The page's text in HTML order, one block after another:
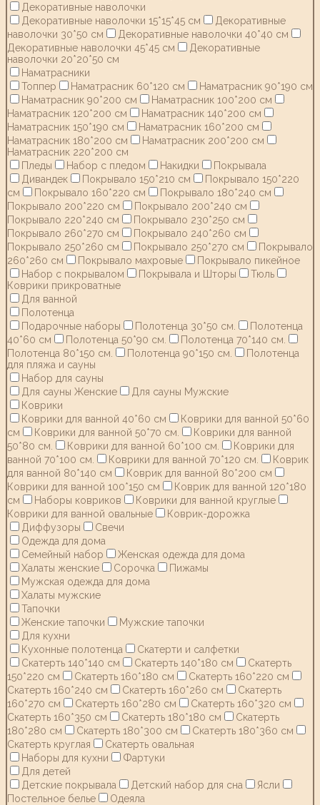
Декоративные наволочки
Декоративные наволочки 15*15*45 см
Декоративные
наволочки 30*50 см
Декоративные наволочки 40*40 см
Декоративные наволочки 45*45 см
Декоративные
наволочки 20*20*50 см
Наматрасники
Топпер
Наматрасник 60*120 см
Наматрасник 90*190 см
Наматрасник 90*200 см
Наматрасник 100*200 см
Наматрасник 120*200 см
Наматрасник 140*200 см
Наматрасник 150*190 см
Наматрасник 160*200 см
Наматрасник 180*200 см
Наматрасник 200*200 см
Наматрасник 220*200 см
Пледы
Набор с пледом Накидки
Покрывала
Дивандек
Покрывало 150*210 см
Покрывало 150*220
см
Покрывало 160*220 см
Покрывало 180*240 см
Покрывало 200*220 см
Покрывало 200*240 см
Покрывало 220*240 см
Покрывало 230*250 см
Покрывало 260*270 см
Покрывало 240*260 см
Покрывало 250*260 см
Покрывало 250*270 см
Покрывало
260*260 см
Покрывало махровые
Покрывало пикейное
Набор с покрывалом
Покрывала и Шторы
Тюль
Коврики прикроватные
Для ванной
Полотенца
Подарочные наборы
Полотенца 30*50 см.
Полотенца
40*60 см
Полотенца 50*90 см.
Полотенца 70*140 см.
Полотенца 80*150 см.
Полотенца 90*150 см.
Полотенца
для пляжа и сауны
Набор для сауны
Для сауны Женские
Для сауны Мужские
Коврики
Коврики для ванной 40*60 см
Коврики для ванной 50*60
см
Коврики для ванной 50*70 см.
Коврики для ванной
50*80 см.
Коврики для ванной 60*100 см.
Коврики для
ванной 70*100 см.
Коврики для ванной 70*120 см.
Коврик
для ванной 80*140 см
Коврик для ванной 80*200 см
Коврики для ванной 100*150 см
Коврик для ванной 120*180
см
Наборы ковриков
Коврики для ванной круглые
Коврики для ванной овальные
Коврик-дорожка
Диффузоры
Свечи
Одежда для дома
Семейный набор
Женская одежда для дома
Халаты женские
Сорочка
Пижамы
Мужская одежда для дома
Халаты мужские
Тапочки
Женские тапочки
Мужские тапочки
Для кухни
Кухонные полотенца
Скатерти и салфетки
Скатерть 140*140 см
Скатерть 140*180 см
Скатерть
150*220 см
Скатерть 160*180 см
Скатерть 160*220 см
Скатерть 160*240 см
Скатерть 160*260 см
Скатерть
160*270 см
Скатерть 160*280 см
Скатерть 160*320 см
Скатерть 160*350 см
Скатерть 180*180 см
Скатерть
180*280 см
Скатерть 180*300 см
Скатерть 180*360 см
Скатерть круглая
Скатерть овальная
Наборы для кухни
Фартуки
Для детей
Детские покрывала
Детский набор для сна
Ясли
Постельное белье
Одеяла